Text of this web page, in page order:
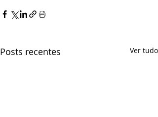
Posts recentes Ver tudo